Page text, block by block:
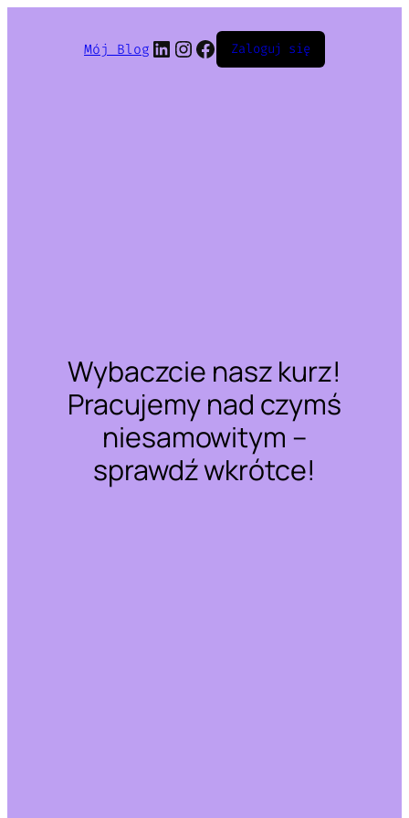
Mój Blog LinkedIn
Instagram
Facebook
Zaloguj się
Wybaczcie nasz kurz!
Pracujemy nad czymś
niesamowitym –
sprawdź wkrótce!